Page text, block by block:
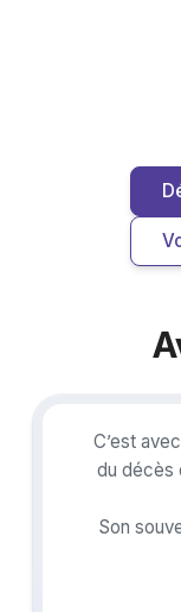
vous ou pour
C’est
du décès
Son